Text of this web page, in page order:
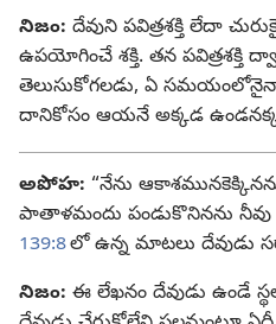
నిజం: దేవుని పవిత్రశక్తి లేదా
ఉపయోగించే శక్తి. తన పవిత్రశక్తి
తెలుసుకోగలడు, ఏ
దానికోసం ఆయనే అక్కడ
అపోహ: “నేను
పాతాళమందు పండుకొనినను నీవు
139:8లో ఉన్న మాటలు దేవుడు
నిజం: ఈ లేఖనం దేవుడు ఉండే